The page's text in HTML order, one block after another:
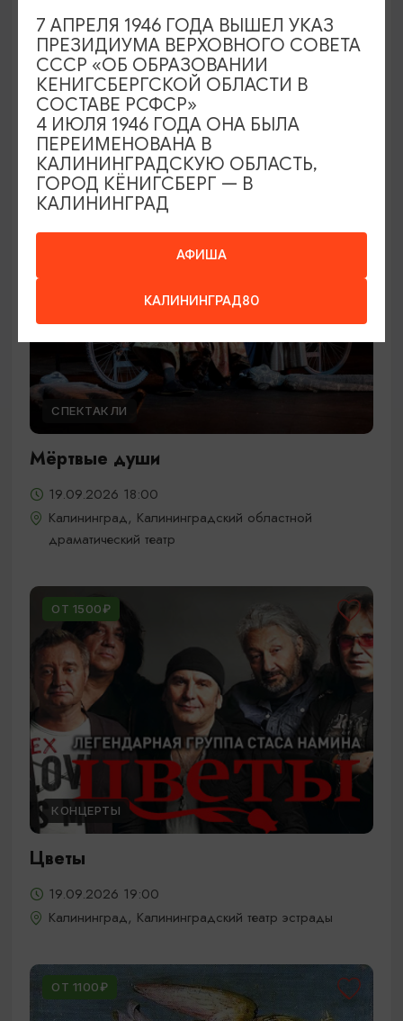
КОНЦЕРТЫ
Игорь Саруханов
19.09.2026 18:00
Светлогорск, Театр эстрады «Янтарь-холл»
ОТ 500₽ ПУШКИНСКАЯ КАРТА
СПЕКТАКЛИ
Мёртвые души
19.09.2026 18:00
Калининград, Калининградский областной
драматический театр
ОТ 1500₽
КОНЦЕРТЫ
Цветы
19.09.2026 19:00
Калининград, Калининградский театр эстрады
ОТ 1100₽
АФИША
КАЛИНИНГРАД80
7 АПРЕЛЯ 1946 ГОДА ВЫШЕЛ УКАЗ
ПРЕЗИДИУМА ВЕРХОВНОГО СОВЕТА
СССР «ОБ ОБРАЗОВАНИИ
КЕНИГСБЕРГСКОЙ ОБЛАСТИ В
СОСТАВЕ РСФСР»
4 ИЮЛЯ 1946 ГОДА ОНА БЫЛА
ПЕРЕИМЕНОВАНА В
КАЛИНИНГРАДСКУЮ ОБЛАСТЬ,
ГОРОД КЁНИГСБЕРГ — В
КАЛИНИНГРАД